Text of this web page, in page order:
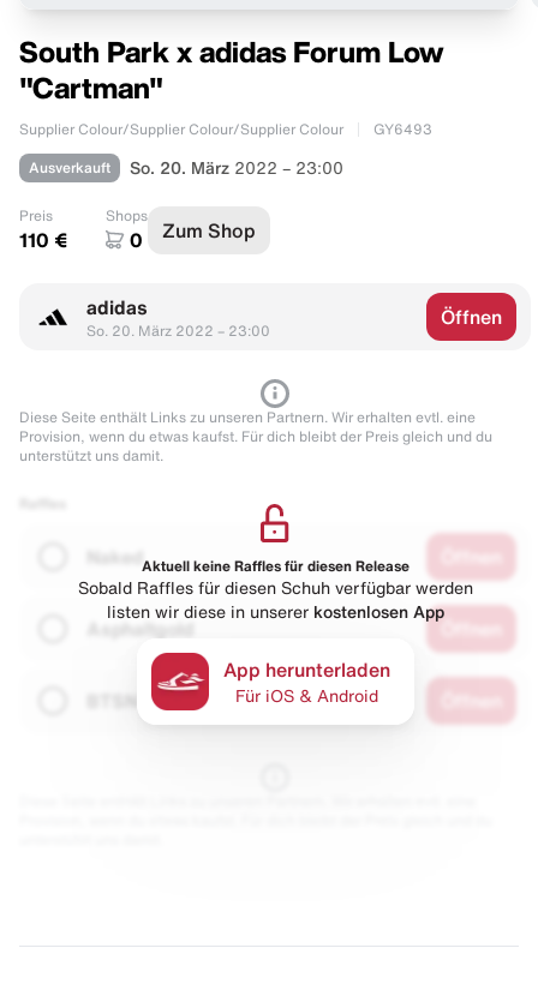
South Park x adidas Forum Low
"Cartman"
Supplier Colour/Supplier Colour/Supplier Colour GY6493
Ausverkauft So. 20. März 2022 – 23:00
Preis
110 €
Shops
0 Zum Shop
adidas
So. 20. März 2022 – 23:00
Öffnen
Diese Seite enthält Links zu unseren Partnern. Wir erhalten evtl. eine
Provision, wenn du etwas kaufst. Für dich bleibt der Preis gleich und du
unterstützt uns damit.
Naked
Asphaltgold
Aktuell keine Raffles für diesen Release
Sobald Raffles für diesen Schuh verfügbar werden
listen wir diese in unserer kostenlosen App
App herunterladen
Für iOS & Android